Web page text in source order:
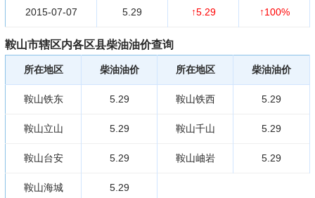
2015-07-07 5.29 ↑5.29 ↑100%
鞍山市辖区内各区县柴油油价查询
所在地区 柴油油价 所在地区 柴油油价
鞍山铁东 5.29 鞍山铁西 5.29
鞍山立山 5.29 鞍山千山 5.29
鞍山台安 5.29 鞍山岫岩 5.29
鞍山海城 5.29